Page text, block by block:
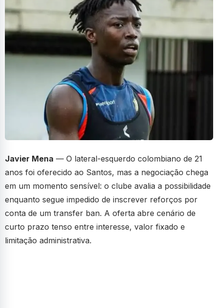
Javier Mena — O lateral-esquerdo colombiano de 21
anos foi oferecido ao Santos, mas a negociação chega
em um momento sensível: o clube avalia a possibilidade
enquanto segue impedido de inscrever reforços por
conta de um transfer ban. A oferta abre cenário de
curto prazo tenso entre interesse, valor fixado e
limitação administrativa.